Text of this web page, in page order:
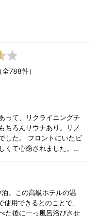
（全788件）
って、リクライニングチ
ちろんサウナあり。リノ
した。 フロントにいたビ
くて心癒されました。年
。この高級ホテルの温
用できるとのことで、
た後に一っ風呂浴びさせ